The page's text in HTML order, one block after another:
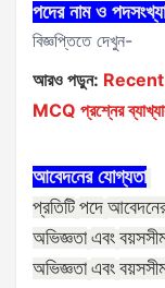
পদের নাম ও পদসংখ্যা
বিজ্ঞপ্তিতে দেখুন-
আরও পড়ুন:
MCQ প্রশ্নের
আবেদনের যোগ্যতা
প্রতিটি পদে
অভিজ্ঞতা এবং
অভিজ্ঞতা এবং